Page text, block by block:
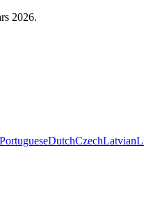
2026.
PortugueseDutchCzechLatvian